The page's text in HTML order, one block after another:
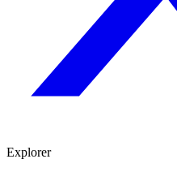
Explorer